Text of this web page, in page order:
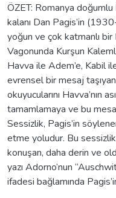
ÖZET: Romanya
kalanı Dan Pagis’in
yoğun ve çok katmanlı
Vagonunda Kurşun
Havva ile Adem’e, Kabil
evrensel bir mesaj
okuyucularını Havva’nın
tamamlamaya ve bu
Sessizlik, Pagis’in
etme yoludur. Bu
konuşan, daha derin ve
yazı Adorno’nun
ifadesi bağlamında